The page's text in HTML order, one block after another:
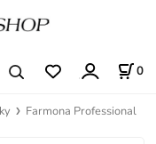
0
Farmona Professional